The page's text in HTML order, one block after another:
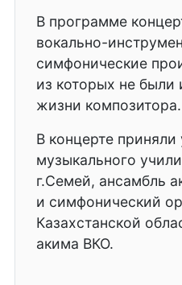
В программе
вокально-
симфонические
из которых не были
жизни композитора.
В концерте приняли
музыкального
г.Семей, ансамбль
и симфонический
Казахстанской
акима ВКО.